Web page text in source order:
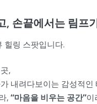
, 손끝에서는 림프
힐링 스팟입니다.
,
내려다보이는 감성적인
, “마음을 비우는 공간”이